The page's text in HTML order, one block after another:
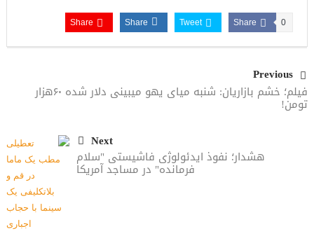
Share 0
Tweet
Share
Share
Previous
فیلم؛ خشم بازاریان: شنبه میای یهو میبینی دلار شده ۶۰هزار
تومن!
Next
هشدار؛ نفوذ ایدئولوژی‌ فاشیستی "سلام
فرمانده" در مساجد آمریکا